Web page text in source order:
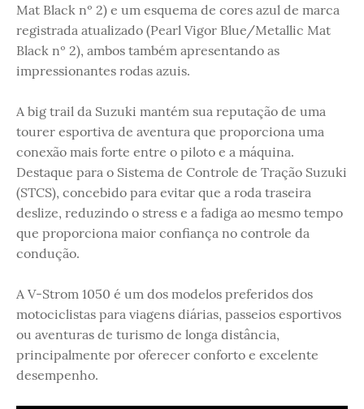
Mat Black nº 2) e um esquema de cores azul de marca
registrada atualizado (Pearl Vigor Blue/Metallic Mat
Black nº 2), ambos também apresentando as
impressionantes rodas azuis.
A big trail da Suzuki mantém sua reputação de uma
tourer esportiva de aventura que proporciona uma
conexão mais forte entre o piloto e a máquina.
Destaque para o Sistema de Controle de Tração Suzuki
(STCS), concebido para evitar que a roda traseira
deslize, reduzindo o stress e a fadiga ao mesmo tempo
que proporciona maior confiança no controle da
condução.
A V-Strom 1050 é um dos modelos preferidos dos
motociclistas para viagens diárias, passeios esportivos
ou aventuras de turismo de longa distância,
principalmente por oferecer conforto e excelente
desempenho.